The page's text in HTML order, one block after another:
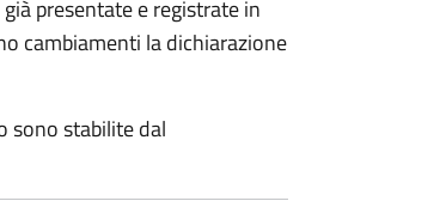
presentate e registrate in
cambiamenti la dichiarazione
sono stabilite dal